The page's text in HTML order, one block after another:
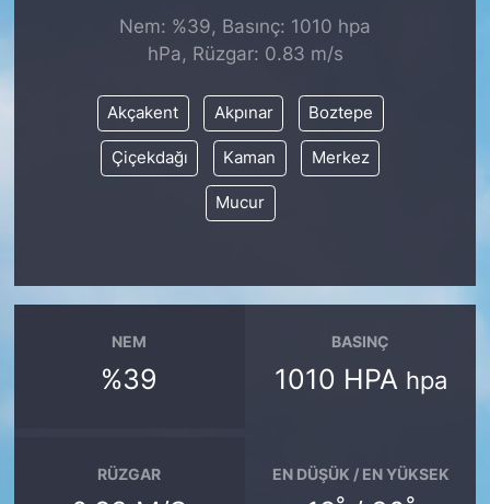
Nem: %39, Basınç: 1010 hpa
hPa, Rüzgar: 0.83 m/s
Akçakent Akpınar Boztepe
Çiçekdağı Kaman Merkez
Mucur
NEM
%39
BASINÇ
1010 HPA hpa
RÜZGAR EN DÜŞÜK / EN YÜKSEK